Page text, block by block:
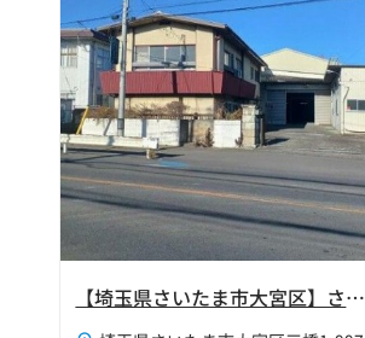
【埼玉県さいたま市大宮区】さいたま市大宮区三橋1丁目241坪倉庫